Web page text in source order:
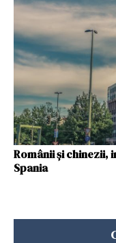
Românii și
Spania